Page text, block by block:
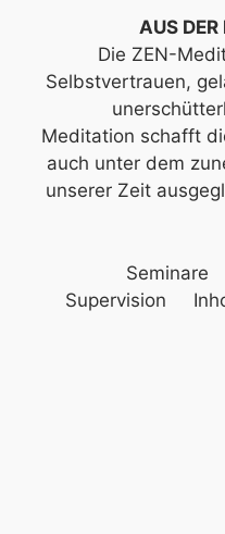
AUS DER
Die ZEN-
Selbstvertrauen,
Meditation schafft
auch unter dem
unserer Zeit
Supervision